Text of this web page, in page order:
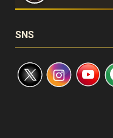
SNS